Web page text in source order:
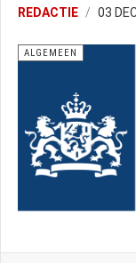
REDACTIE 03
ALGEMEEN